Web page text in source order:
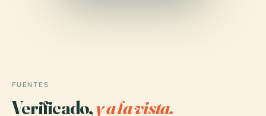
FUENTES
Verificado,y a la vista.